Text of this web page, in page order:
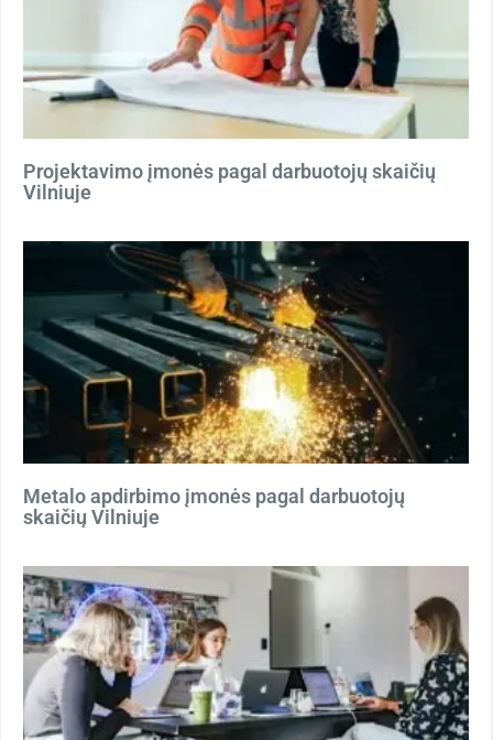
Projektavimo įmonės pagal darbuotojų skaičių
Vilniuje
Metalo apdirbimo įmonės pagal darbuotojų
skaičių Vilniuje